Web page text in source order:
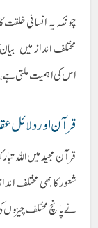
چونکہ یہ انسانی
مختلف انداز میں
اس کی اہمیت ملتی ہے
قرآن اوردلائل
قرآن مجید میں اللہ
شعور کا بھی مختلف
نے پانچ مختلف چیزوں